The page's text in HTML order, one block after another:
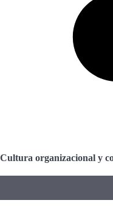
organizacional y